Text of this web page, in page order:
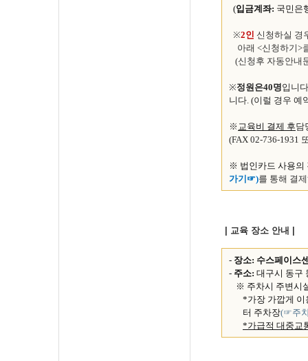
(입금계좌: 국민은
※2인 신청하실
아래 <신청하기>
(신청후 자동안내
※정원은40명입니
니다. (이럴 경우 예
※ 교육비 결제 후담
(FAX 02-736-1931
※ 법인카드 사용의
가기☞)를 통해 결
| 교육 장소 안내 |
- 장소: 수스페이스
- 주소: 대구시 동구
※ 주차시 주변시
*가장 가깝게 이
터 주차장(☞주
*가급적 대중교